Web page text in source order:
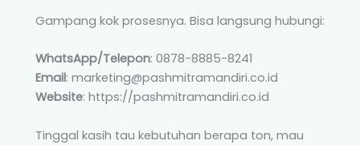
Gampang kok prosesnya. Bisa langsung hubungi:
WhatsApp/Telepon: 0878-8885-8241
Email: marketing@pashmitramandiri.co.id
Website: https://pashmitramandiri.co.id
Tinggal kasih tau kebutuhan berapa ton, mau